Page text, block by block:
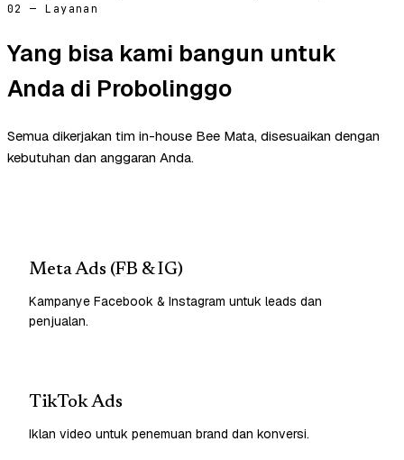
02 — Layanan
Yang bisa kami bangun untuk
Anda di Probolinggo
Semua dikerjakan tim in-house Bee Mata, disesuaikan dengan
kebutuhan dan anggaran Anda.
Meta Ads (FB & IG)
Kampanye Facebook & Instagram untuk leads dan
penjualan.
TikTok Ads
Iklan video untuk penemuan brand dan konversi.